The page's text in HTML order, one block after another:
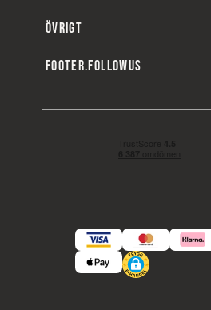
ÖVRIGT
FOOTER.FOLLOWUS